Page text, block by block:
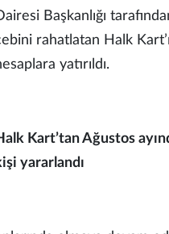
Başkanlığı
rahatlatan Halk
yatırıldı.
Kart’tan Ağustos
yararlandı